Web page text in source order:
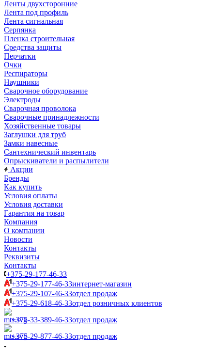
Ленты двухсторонние
Лента под профиль
Лента сигнальная
Серпянка
Пленка строительная
Средства защиты
Перчатки
Очки
Респираторы
Наушники
Сварочное оборудование
Электроды
Сварочная проволока
Сварочные принадлежности
Хозяйственные товары
Заглушки для труб
Замки навесные
Сантехнический инвентарь
Опрыскиватели и распылители
Акции
Бренды
Как купить
Условия оплаты
Условия доставки
Гарантия на товар
Компания
О компании
Новости
Контакты
Реквизиты
Контакты
+375-29-177-46-33
+375-29-177-46-33интернет-магазин
+375-29-107-46-33отдел продаж
+375-29-618-46-33отдел розничных клиентов
+375-33-389-46-33отдел продаж
+375-29-877-46-33отдел продаж